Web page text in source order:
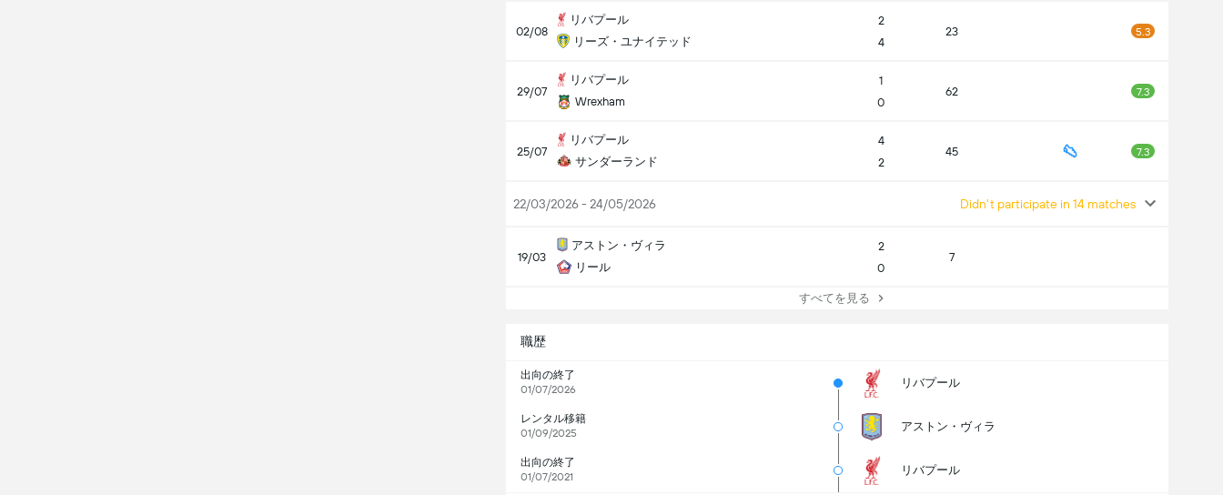
02/08
リバプール
リーズ・ユナイテッド
2
4
23 5.3
29/07
リバプール
Wrexham
1
0
62 7.3
25/07
リバプール
サンダーランド
4
2
45 7.3
22/03/2026 - 24/05/2026 Didn't participate in 14 matches
19/03
アストン・ヴィラ
リール
2
0
7
すべてを見る
職歴
出向の終了
01/07/2026
リバプール
レンタル移籍
01/09/2025
アストン・ヴィラ
出向の終了
01/07/2021
リバプール